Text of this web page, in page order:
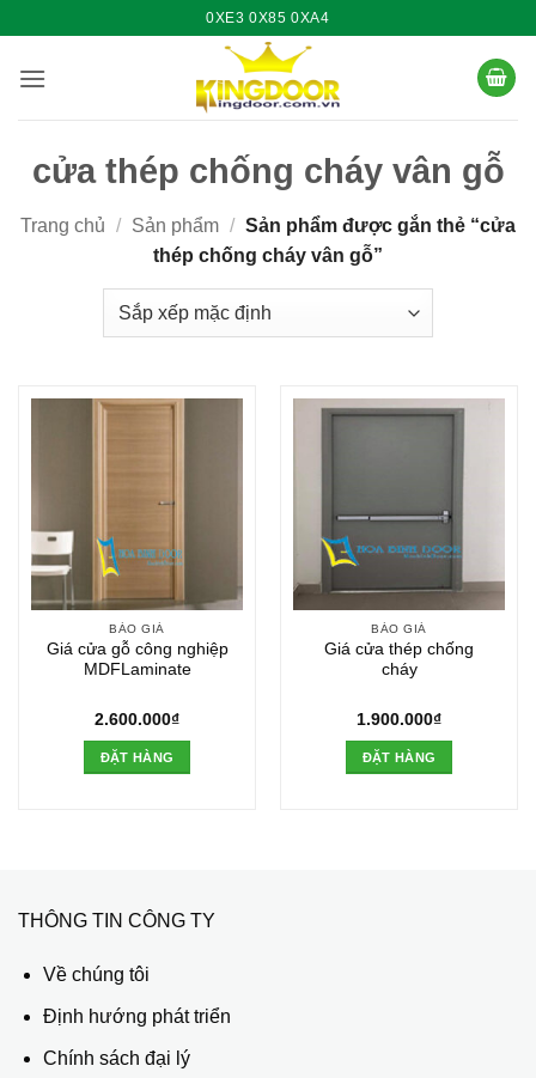
nội
0XE3 0X85 0XA4
cửa thép chống cháy vân gỗ
Trang chủ / Sản phẩm / Sản phẩm được gắn thẻ “cửa
thép chống cháy vân gỗ”
BÁO GIÁ
Giá cửa gỗ công nghiệp
MDFLaminate
2.600.000₫
ĐẶT HÀNG
BÁO GIÁ
Giá cửa thép chống
cháy
1.900.000₫
ĐẶT HÀNG
THÔNG TIN CÔNG TY
Về chúng tôi
Định hướng phát triển
Chính sách đại lý